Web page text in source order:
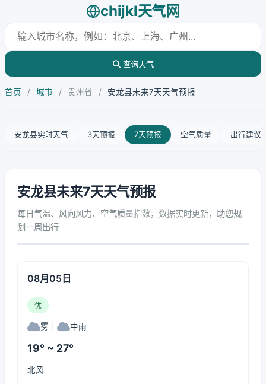
chijkl天气网
查询天气
首页 / 城市 / 贵州省 / 安龙县未来7天天气预报
安龙县实时天气 3天预报 7天预报 空气质量 出行建议
安龙县未来7天天气预报
每日气温、风向风力、空气质量指数，数据实时更新，助您规
划一周出行
08月05日
优
雾 中雨
19° ~ 27°
北风